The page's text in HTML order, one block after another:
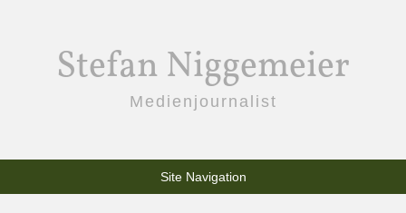
Stefan Niggemeier
Medienjournalist
Site Navigation